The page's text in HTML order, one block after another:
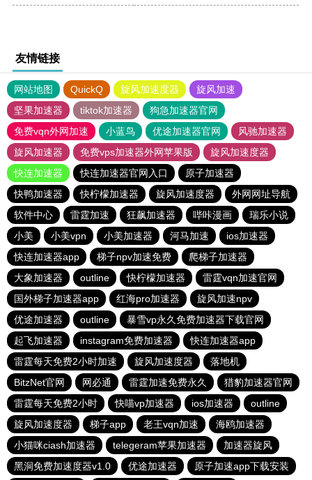
友情链接
网站地图 QuickQ 旋风加速度器
旋风加速
坚果加速器
tiktok加速器
狗急加速器官网
免费vqn外网加速
小蓝鸟 优途加速器官网
风驰加速器
旋风加速器
免费vps加速器外网苹果版
旋风加速度器
快连加速器
快连加速器官网入口
原子加速器
快鸭加速器
快柠檬加速器 旋风加速度器
外网网址导航
软件中心
雷霆加速 狂飙加速器 哔咔漫画
瑞乐小说
小美
小美vpn 小美加速器 河马加速
ios加速器
快连加速器app
梯子npv加速免费
爬梯子加速器
大象加速器
outline 快柠檬加速器
雷霆vqn加速官网
国外梯子加速器app
红海pro加速器
旋风加速npv
优途加速器
outline
暴雪vp永久免费加速器下载官网
起飞加速器
instagram免费加速器
快连加速器app
雷霆每天免费2小时加速
旋风加速度器
落地机
BitzNet官网
网必通 雷霆加速免费永久
猎豹加速器官网
雷霆每天免费2小时
快喵vp加速器 ios加速器
outline
旋风加速度器
梯子app 老王vqn加速
海鸥加速器
小猫咪ciash加速器
telegeram苹果加速器
加速器旋风
黑洞免费加速度器v1.0
优途加速器 原子加速app下载安装